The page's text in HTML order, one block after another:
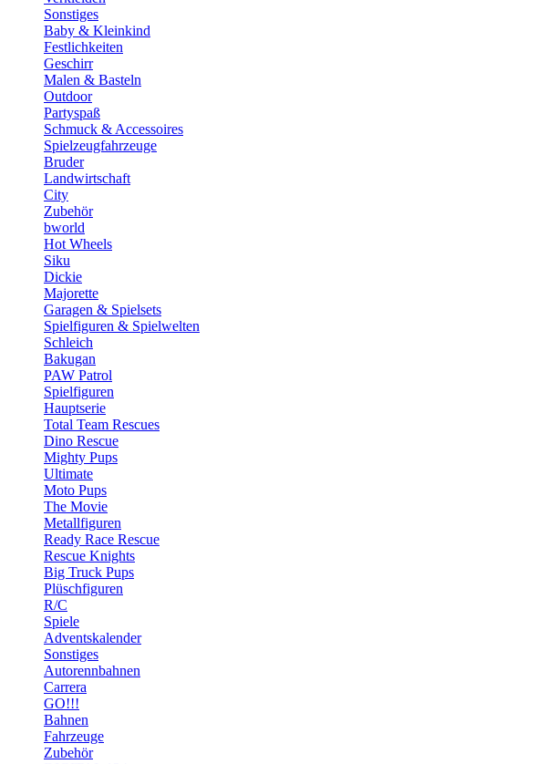
Sonstiges
Baby & Kleinkind
Festlichkeiten
Geschirr
Malen & Basteln
Outdoor
Partyspaß
Schmuck & Accessoires
Spielzeugfahrzeuge
Bruder
Landwirtschaft
City
Zubehör
bworld
Hot Wheels
Siku
Dickie
Majorette
Garagen & Spielsets
Spielfiguren & Spielwelten
Schleich
Bakugan
PAW Patrol
Spielfiguren
Hauptserie
Total Team Rescues
Dino Rescue
Mighty Pups
Ultimate
Moto Pups
The Movie
Metallfiguren
Ready Race Rescue
Rescue Knights
Big Truck Pups
Plüschfiguren
R/C
Spiele
Adventskalender
Sonstiges
Autorennbahnen
Carrera
GO!!!
Bahnen
Fahrzeuge
Zubehör